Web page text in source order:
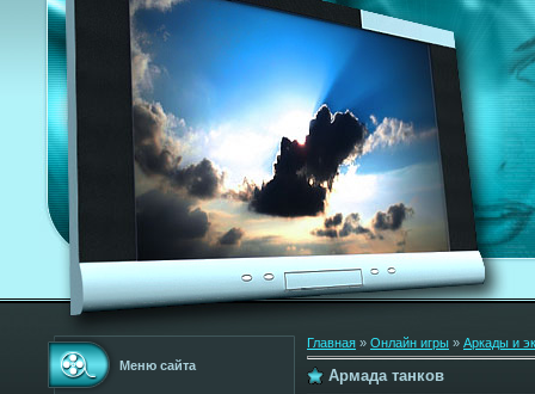
Меню сайта
Главная » Онлайн игры » Аркады и
Армада танков